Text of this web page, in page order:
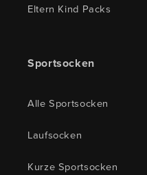
Eltern Kind Packs
Sportsocken
Alle Sportsocken
Laufsocken
Kurze Sportsocken